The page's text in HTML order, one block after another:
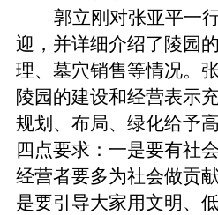
郭立刚对张亚平一
迎，并详细介绍了陵园
理、墓穴销售等情况。
陵园的建设和经营表示
规划、布局、绿化给予
四点要求：一是要有社
经营者要多为社会做贡
是要引导大家用文明、